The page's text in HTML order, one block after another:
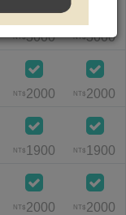
NT$3000 NT$3000
NT$ 2000 NT$ 2000
NT$ 1900 NT$ 1900
NT$ 2000 NT$ 2000